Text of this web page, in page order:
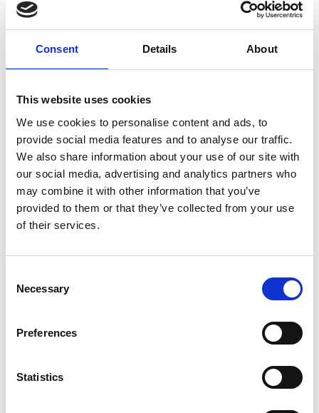
Consent Details About
This website uses cookies
We use cookies to personalise content and ads, to
provide social media features and to analyse our traffic.
We also share information about your use of our site with
our social media, advertising and analytics partners who
may combine it with other information that you’ve
provided to them or that they’ve collected from your use
of their services.
Selection
Necessary
Preferences
Statistics
HOZELOCK
Multispray
256
HOZELOCK
60 SEK